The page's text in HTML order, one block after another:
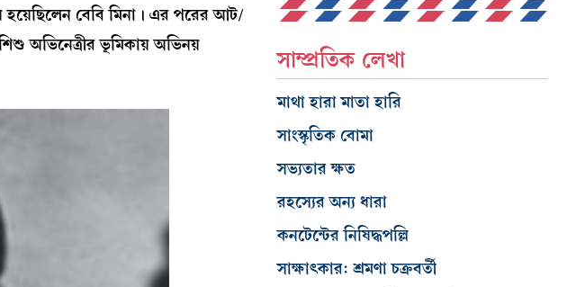
হয়েছিলেন বেবি মিনা। এর পরের আট/
অভিনেত্রীর ভূমিকায় অভিনয়
সাম্প্রতিক লেখা
মাথা হারা মাতা হারি
সাংস্কৃতিক বোমা
সভ্যতার ক্ষত
রহস্যের অন্য ধারা
কনটেন্টের নিষিদ্ধপল্লি
সাক্ষাৎকার: শ্রমণা চক্রবর্তী